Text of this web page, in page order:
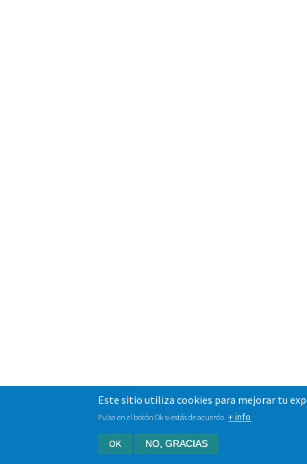
Este sitio utiliza cookies para mejorar tu
Pulsa en el botón Ok si estás de acuerdo. + info
OK NO, GRACIAS